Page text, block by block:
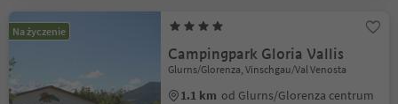
Na życzenie
Campingpark Gloria Vallis
Glurns/Glorenza, Vinschgau/Val Venosta
1.1 km od Glurns/Glorenza centrum